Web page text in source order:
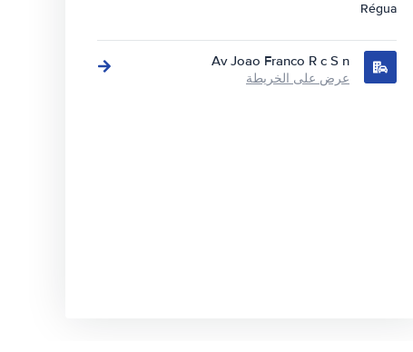
Régua
Av Joao Franco R c S n
عرض على الخريطة